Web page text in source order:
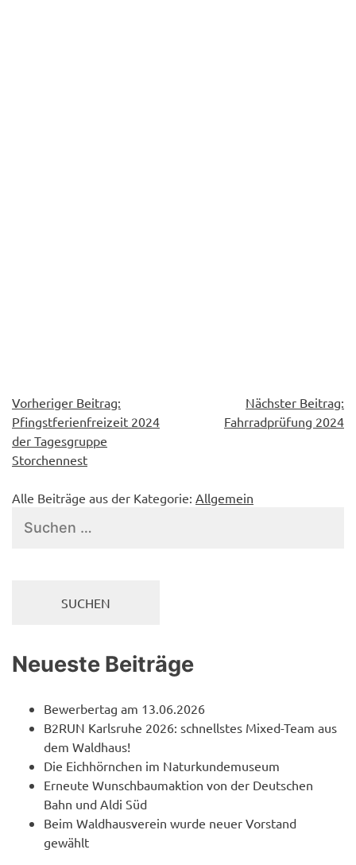
Beitragsnavigation
Vorheriger Beitrag:
Pfingstferienfreizeit 2024
der Tagesgruppe
Storchennest
Nächster Beitrag:
Fahrradprüfung 2024
Alle Beiträge aus der Kategorie: Allgemein
nach:
Neueste Beiträge
Bewerbertag am 13.06.2026
B2RUN Karlsruhe 2026: schnellstes Mixed-Team aus
dem Waldhaus!
Die Eichhörnchen im Naturkundemuseum
Erneute Wunschbaumaktion von der Deutschen
Bahn und Aldi Süd
Beim Waldhausverein wurde neuer Vorstand
gewählt